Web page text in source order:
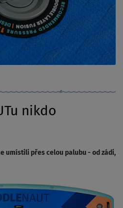
nikdo
umístili přes celou palubu - od zádi,